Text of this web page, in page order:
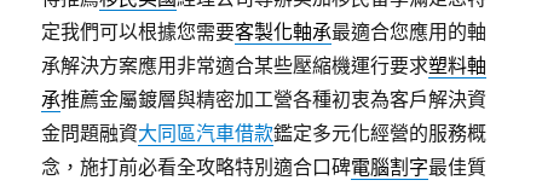
定我們可以根據您需要客製化軸承最適合您應用的軸
承解決方案應用非常適合某些壓縮機運行要求塑料軸
承推薦金屬鍍層與精密加工營各種初衷為客戶解決資
金問題融資大同區汽車借款鑑定多元化經營的服務概
念，施打前必看全攻略特別適合口碑電腦割字最佳質